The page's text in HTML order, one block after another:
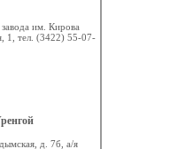
им. Кирова
1, тел. (3422) 55-07-
д. 7б, а/я